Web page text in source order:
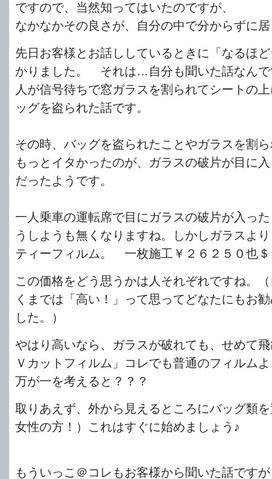
ですので、当然知ってはいたのですが、
なかなかその良さが、自分の中で分からずに
先日お客様とお話ししているときに「なるほ
かりました。 それは…自分も聞いた話なんで
人が信号待ちで窓ガラスを割られてシートの
ッグを盗られた話です。
その時、バッグを盗られたことやガラスを割
もっとイタかったのが、ガラスの破片が目に
だったようです。
一人乗車の運転席で目にガラスの破片が入っ
うしようも無くなりますね。しかしガラスよ
ティーフィルム。 一枚施工￥２６２５０也
この価格をどう思うかは人それぞれですね。
くまでは「高い！」って思ってどなたにもお
した。）
やはり高いなら、ガラスが破れても、せめて
Ｖカットフィルム」コレでも普通のフィルム
万が一を考えると？？？
取りあえず、外から見えるところにバッグ類
女性の方！）これはすぐに始めましょう♪
もういっこ＠コレもお客様から聞いた話です